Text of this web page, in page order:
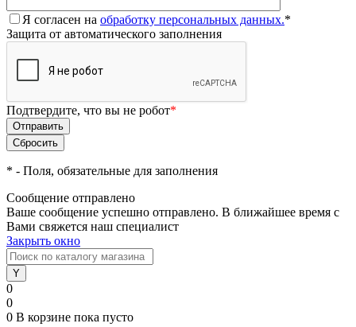
Я согласен на обработку персональных данных.*
Защита от автоматического заполнения
Подтвердите, что вы не робот*
* - Поля, обязательные для заполнения
Сообщение отправлено
Ваше сообщение успешно отправлено. В ближайшее время с
Вами свяжется наш специалист
Закрыть окно
0
0
0 В корзине пока пусто